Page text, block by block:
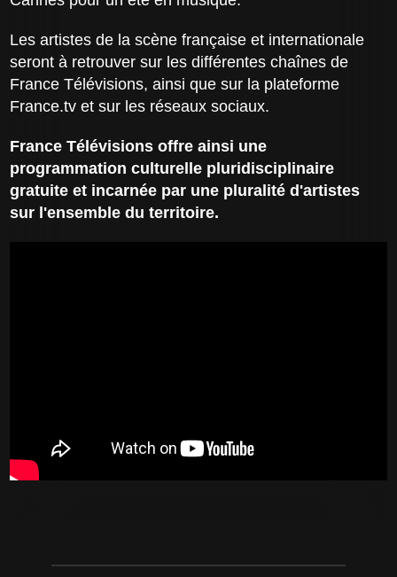
Les artistes de la scène française et internationale
seront à retrouver sur les différentes chaînes de
France Télévisions, ainsi que sur la plateforme
France.tv et sur les réseaux sociaux.
France Télévisions offre ainsi une
programmation culturelle pluridisciplinaire
gratuite et incarnée par une pluralité d'artistes
sur l'ensemble du territoire.